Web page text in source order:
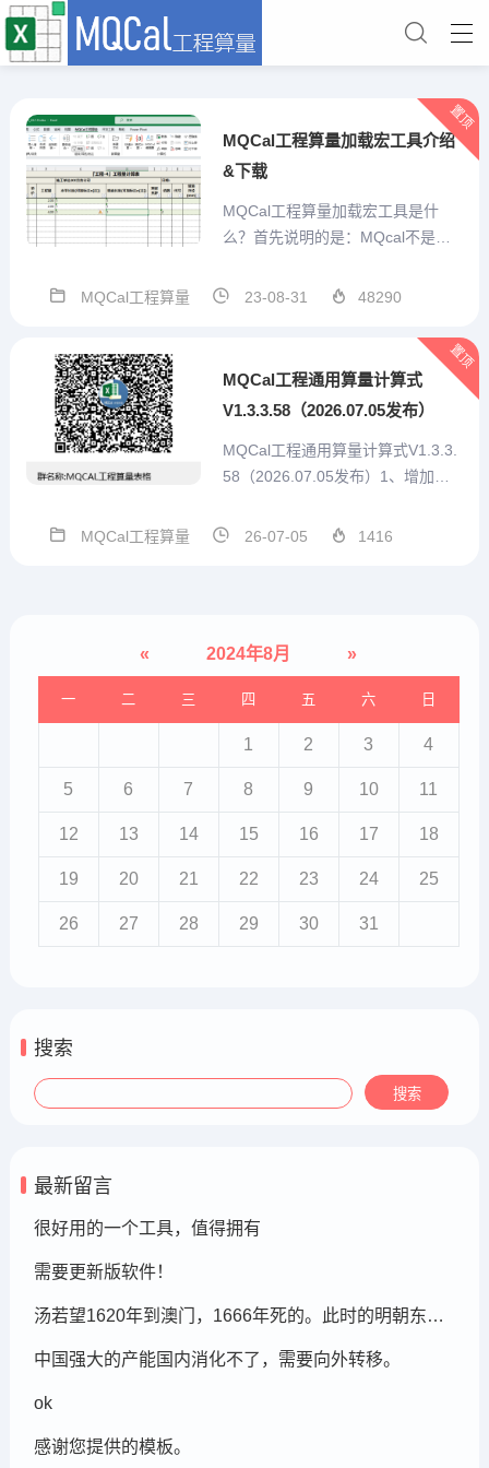
MQCal工程算量加载宏工具介绍
&下载
MQCal工程算量加载宏工具是什
么？首先说明的是：MQcal不是一
值工具。他是我本人结合手工算量
算量表格自己设计、重复项目便捷
输入、特殊标记、汇总统计、打印
或打印为pdf、造价预估...
MQCal工程算量 23-08-31 48290
置顶
MQCal工程通用算量计算式
V1.3.3.58（2026.07.05发布）
MQCal工程通用算量计算式V1.3.3.
58（2026.07.05发布）1、增加技
通用算量计算式V1.3.3.56 2026.07.
MQCal工程算量 26-07-05 1416
置顶
« 2024年8月 »
一 二 三 四 五 六 日
1 2 3 4
5 6 7 8 9 10 11
12 13 14 15 16 17 18
19 20 21 22 23 24 25
26 27 28 29 30 31
搜索
最新留言
很好用的一个工具，值得拥有
需要更新版软件！
汤若望1620年到澳门，1666年死的。此时的明朝东北地区已经被后金国成立了，在明朝灭亡的崇祯年间，汤若望还能和明朝天文学家一起到东北地区做这个制定历法的比赛，很强大啊。鹤岗，在今天的黑龙江省东部的鹤岗市
中国强大的产能国内消化不了，需要向外转移。
ok
感谢您提供的模板。